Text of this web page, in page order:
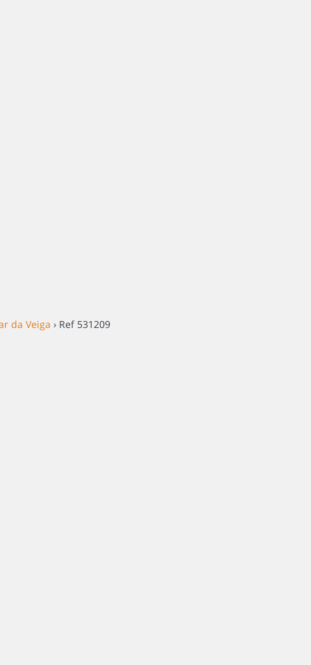
da Veiga › Ref 531209